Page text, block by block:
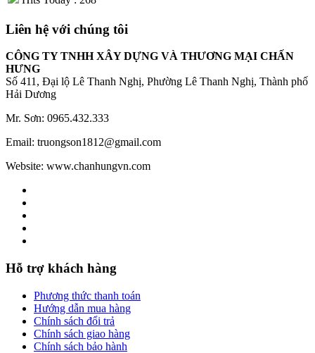
Liên hệ với chúng tôi
CÔNG TY TNHH XÂY DỰNG VÀ THƯƠNG MẠI CHẤN
HƯNG
Số 411, Đại lộ Lê Thanh Nghị, Phường Lê Thanh Nghị, Thành phố
Hải Dương
Mr. Sơn: 0965.432.333
Email: truongson1812@gmail.com
Website: www.chanhungvn.com
Hỗ trợ khách hàng
Phương thức thanh toán
Hướng dẫn mua hàng
Chính sách đổi trả
Chính sách giao hàng
Chính sách bảo hành